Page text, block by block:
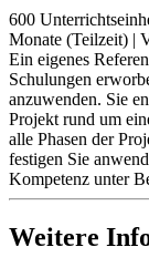
600
Monate (Teilzeit) |
Ein eigenes
Schulungen
anzuwenden. Sie
Projekt rund um
alle Phasen der
festigen Sie
Kompetenz unter
Weitere